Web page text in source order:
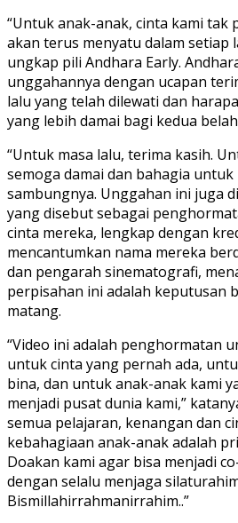
“Untuk anak-anak, cinta kami tak
akan terus menyatu dalam setiap
ungkap pili Andhara Early.
unggahannya dengan ucapan
lalu yang telah dilewati dan
yang lebih damai bagi kedua
“Untuk masa lalu, terima kasih.
semoga damai dan bahagia
sambungnya. Unggahan ini juga
yang disebut sebagai
cinta mereka, lengkap dengan
mencantumkan nama mereka
dan pengarah sinematografi,
perpisahan ini adalah keputusan
matang.
“Video ini adalah penghormatan
untuk cinta yang pernah ada,
bina, dan untuk anak-anak kami
menjadi pusat dunia kami,”
semua pelajaran, kenangan dan
kebahagiaan anak-anak adalah
Doakan kami agar bisa menjadi
dengan selalu menjaga
Bismillahirrahmanirrahim..”